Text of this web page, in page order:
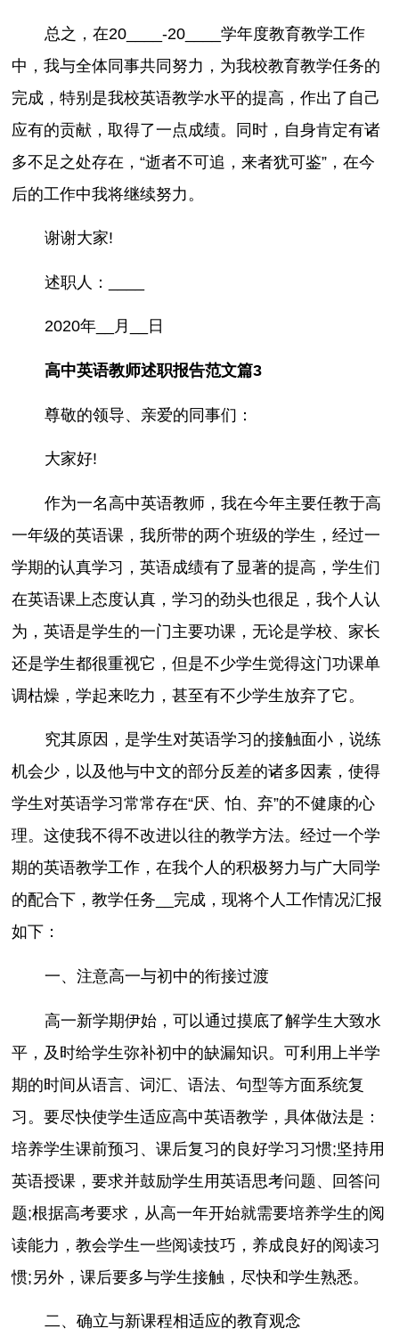
总之，在20____-20____学年度教育教学工作
中，我与全体同事共同努力，为我校教育教学任务的
完成，特别是我校英语教学水平的提高，作出了自己
应有的贡献，取得了一点成绩。同时，自身肯定有诸
多不足之处存在，“逝者不可追，来者犹可鉴”，在今
后的工作中我将继续努力。
谢谢大家!
述职人：____
2020年__月__日
高中英语教师述职报告范文篇3
尊敬的领导、亲爱的同事们：
大家好!
作为一名高中英语教师，我在今年主要任教于高
一年级的英语课，我所带的两个班级的学生，经过一
学期的认真学习，英语成绩有了显著的提高，学生们
在英语课上态度认真，学习的劲头也很足，我个人认
为，英语是学生的一门主要功课，无论是学校、家长
还是学生都很重视它，但是不少学生觉得这门功课单
调枯燥，学起来吃力，甚至有不少学生放弃了它。
究其原因，是学生对英语学习的接触面小，说练
机会少，以及他与中文的部分反差的诸多因素，使得
学生对英语学习常常存在“厌、怕、弃”的不健康的心
理。这使我不得不改进以往的教学方法。经过一个学
期的英语教学工作，在我个人的积极努力与广大同学
的配合下，教学任务__完成，现将个人工作情况汇报
如下：
一、注意高一与初中的衔接过渡
高一新学期伊始，可以通过摸底了解学生大致水
平，及时给学生弥补初中的缺漏知识。可利用上半学
期的时间从语言、词汇、语法、句型等方面系统复
习。要尽快使学生适应高中英语教学，具体做法是：
培养学生课前预习、课后复习的良好学习习惯;坚持用
英语授课，要求并鼓励学生用英语思考问题、回答问
题;根据高考要求，从高一年开始就需要培养学生的阅
读能力，教会学生一些阅读技巧，养成良好的阅读习
惯;另外，课后要多与学生接触，尽快和学生熟悉。
二、确立与新课程相适应的教育观念